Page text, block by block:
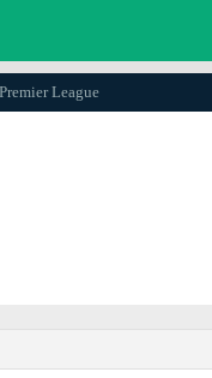
League